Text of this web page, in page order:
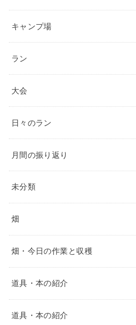
キャンプ場
ラン
大会
日々のラン
月間の振り返り
未分類
畑
畑・今日の作業と収穫
道具・本の紹介
道具・本の紹介